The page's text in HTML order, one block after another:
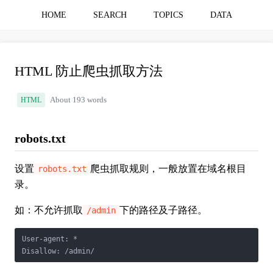
HOME SEARCH TOPICS DATA
HTML 防止爬虫抓取方法
HTML About 193 words
robots.txt
设置 robots.txt 爬虫抓取规则，一般放置在域名根目
录。
如：不允许抓取 /admin 下的路径及子路径。
User-agent: *
Disallow: /admin/